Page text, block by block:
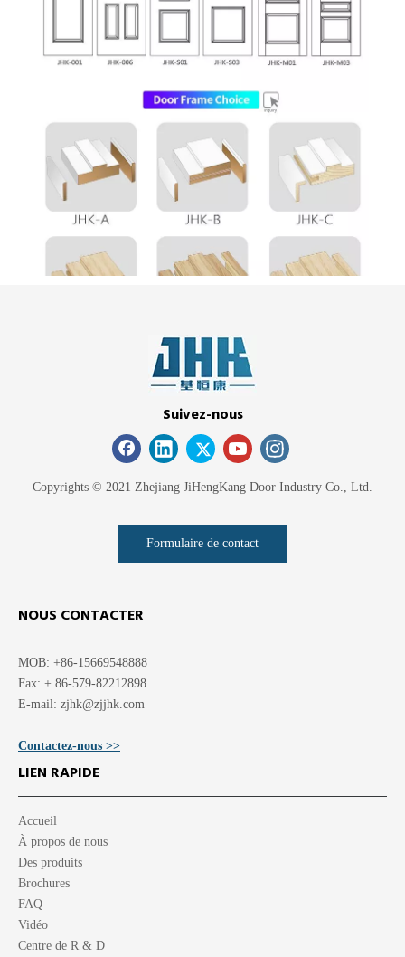
Suivez-nous
Copyrights © 2021 Zhejiang JiHengKang Door Industry Co., Ltd.
Formulaire de contact
NOUS CONTACTER
MOB: +86-15669548888
Fax: + 86-579-82212898
E-mail: zjhk@zjjhk.com
Contactez-nous >>
LIEN RAPIDE
Accueil
À propos de nous
Des produits
Brochures
FAQ
Vidéo
Centre de R & D